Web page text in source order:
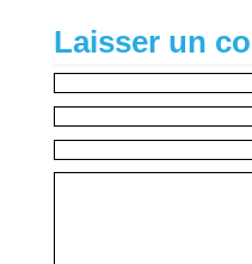
Laisser un